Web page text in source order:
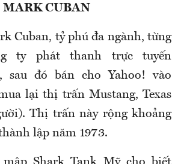
MARK CUBAN
Cuban, tỷ phú đa ngành, từng
ty phát thanh trực tuyến
sau đó bán cho Yahoo! vào
lại thị trấn Mustang, Texas
Thị trấn này rộng khoảng
lập năm 1973.